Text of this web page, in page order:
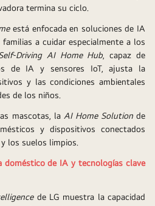
termina su ciclo.
está enfocada en soluciones de IA
a cuidar especialmente a los
Driving AI Home Hub , capaz de
de IA y sensores IoT, ajusta la
y las condiciones ambientales
de los niños.
mascotas, la AI Home Solution de
y dispositivos conectados
los suelos limpios.
doméstico de IA y tecnologías clave
de LG muestra la capacidad